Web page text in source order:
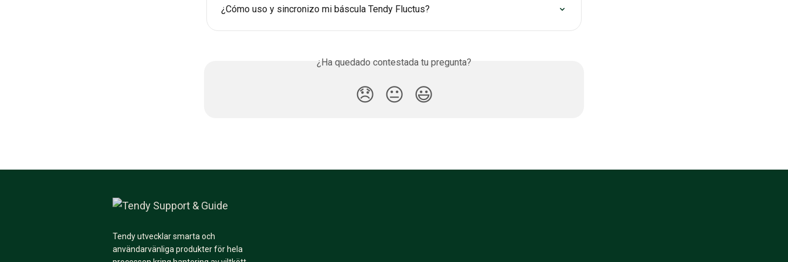
¿Cómo uso y sincronizo mi báscula Tendy Fluctus?
¿Ha quedado contestada tu pregunta?
😞 😐 😃
Tendy utvecklar smarta och
användarvänliga produkter för hela